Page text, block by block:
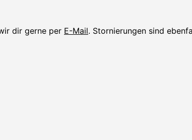
dir gerne per E-Mail. Stornierungen sind